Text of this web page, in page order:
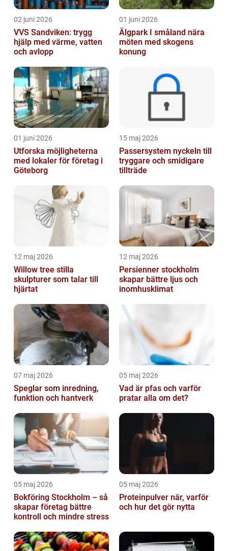
02 juni 2026
VVS Sandviken: trygg
hjälp med värme, vatten
och avlopp
01 juni 2026
Älgpark I småland nära
möten med skogens
konung
01 juni 2026
Utforska möjligheterna
med lokaler för företag i
Göteborg
15 maj 2026
Passersystem nyckeln till
tryggare och smidigare
tillträde
12 maj 2026
Willow tree stilla
skulpturer som talar till
hjärtat
12 maj 2026
Persienner stockholm
skapar bättre ljus och
inomhusklimat
07 maj 2026
Speglar som inredning,
funktion och hantverk
05 maj 2026
Vad är pfas och varför
pratar alla om det?
05 maj 2026
Bokföring Stockholm – så
skapar företag bättre
kontroll och mindre stress
05 maj 2026
Proteinpulver när, varför
och hur det gör nytta